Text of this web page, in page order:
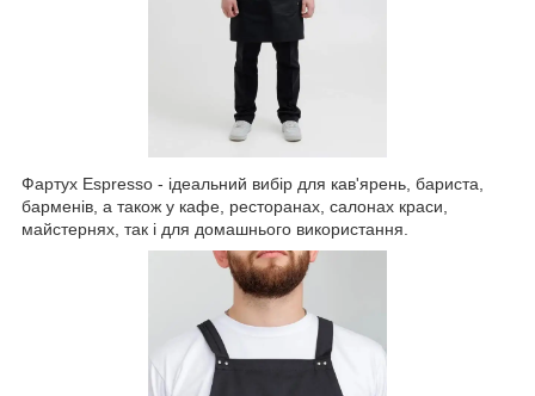
Фартух Espresso - ідеальний вибір для кав'ярень, бариста,
барменів, а також у кафе, ресторанах, салонах краси,
майстернях, так і для домашнього використання.